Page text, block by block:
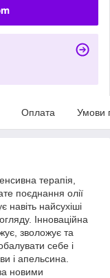
Оплата Умови
терапія,
поєднання олії
навіть найсухіші
Інноваційна
зволожує та
себе і
і апельсина.
новими